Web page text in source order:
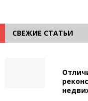
СВЕЖИЕ СТАТЬИ